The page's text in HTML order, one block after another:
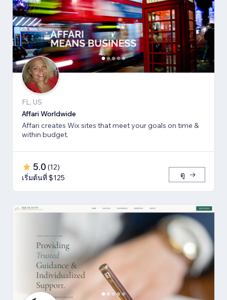
FL, US
Affari Worldwide
Affari creates Wix sites that meet your goals on time &
within budget.
5.0 (12)
เริ่มต้นที่ $125
ดู